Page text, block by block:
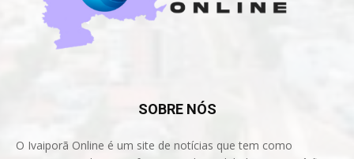
SOBRE NÓS
O Ivaiporã Online é um site de notícias que tem como